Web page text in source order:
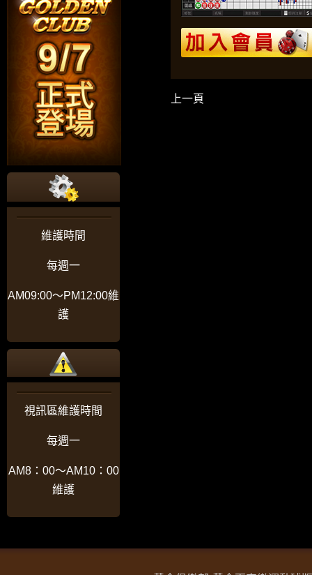
維護時間
每週一
AM09:00〜PM12:00維
護
視訊區維護時間
每週一
AM8：00〜AM10：00
維護
上一頁